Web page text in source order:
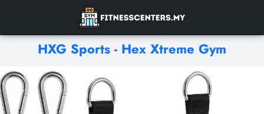
HXG Sports - Hex Xtreme Gym